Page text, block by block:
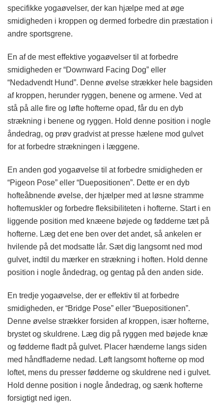
specifikke yogaøvelser, der kan hjælpe med at øge
smidigheden i kroppen og dermed forbedre din præstation i
andre sportsgrene.
En af de mest effektive yogaøvelser til at forbedre
smidigheden er “Downward Facing Dog” eller
“Nedadvendt Hund”. Denne øvelse strækker hele bagsiden
af kroppen, herunder ryggen, benene og armene. Ved at
stå på alle fire og løfte hofterne opad, får du en dyb
strækning i benene og ryggen. Hold denne position i nogle
åndedrag, og prøv gradvist at presse hælene mod gulvet
for at forbedre strækningen i læggene.
En anden god yogaøvelse til at forbedre smidigheden er
“Pigeon Pose” eller “Duepositionen”. Dette er en dyb
hofteåbnende øvelse, der hjælper med at løsne stramme
hoftemuskler og forbedre fleksibiliteten i hofterne. Start i en
liggende position med knæene bøjede og fødderne tæt på
hofterne. Læg det ene ben over det andet, så ankelen er
hvilende på det modsatte lår. Sæt dig langsomt ned mod
gulvet, indtil du mærker en strækning i hoften. Hold denne
position i nogle åndedrag, og gentag på den anden side.
En tredje yogaøvelse, der er effektiv til at forbedre
smidigheden, er “Bridge Pose” eller “Buepositionen”.
Denne øvelse strækker forsiden af kroppen, især hofterne,
brystet og skuldrene. Læg dig på ryggen med bøjede knæ
og fødderne fladt på gulvet. Placer hænderne langs siden
med håndfladerne nedad. Løft langsomt hofterne op mod
loftet, mens du presser fødderne og skuldrene ned i gulvet.
Hold denne position i nogle åndedrag, og sænk hofterne
forsigtigt ned igen.